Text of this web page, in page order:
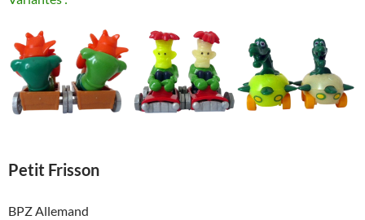
Petit Frisson
BPZ Allemand